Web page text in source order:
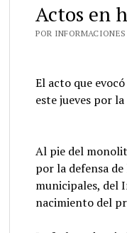
Actos en
POR
El acto que
este jueves por
Al pie del
por la defensa
municipales, del
nacimiento del